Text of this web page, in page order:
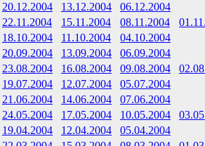
20.12.2004 13.12.2004
06.12.2004
22.11.2004 15.11.2004 08.11.2004
18.10.2004 11.10.2004
04.10.2004
20.09.2004 13.09.2004
06.09.2004
23.08.2004 16.08.2004 09.08.2004
19.07.2004 12.07.2004
05.07.2004
21.06.2004 14.06.2004
07.06.2004
24.05.2004 17.05.2004 10.05.2004
19.04.2004 12.04.2004
05.04.2004